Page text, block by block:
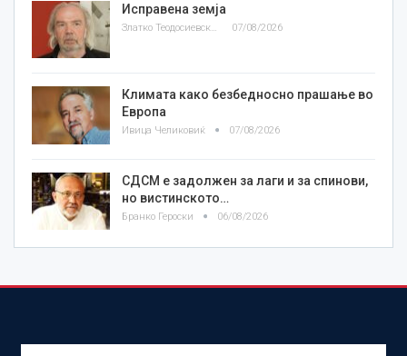
Исправена земја
07/08/2026
Климата како безбедносно прашање во
Европа
Ивица Челиковиќ 07/08/2026
СДСМ е задолжен за лаги и за спинови,
но вистинското…
Бранко Героски 06/08/2026